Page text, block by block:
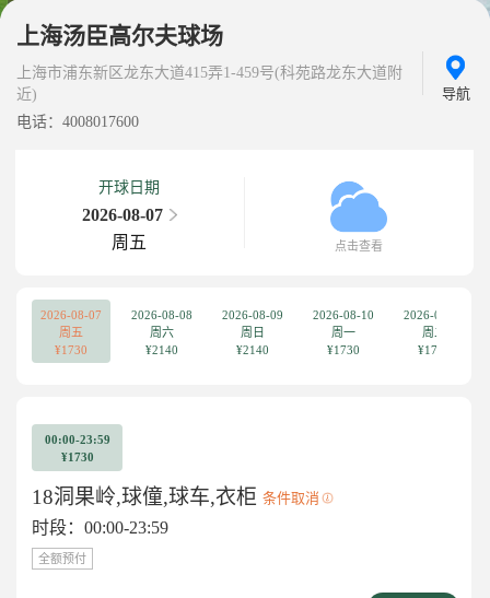
上海汤臣高尔夫球场
上海市浦东新区龙东大道415弄1-459号(科苑路龙东大道附
近)
电话：4008017600
导航
开球日期
2026-08-07
周五
点击查看
2026-08-07
周五
¥1730
2026-08-08
周六
¥2140
2026-08-09
周日
¥2140
2026-08-10
周一
¥1730
2026-08-11
周二
¥1730
00:00-23:59
¥1730
18洞果岭,球僮,球车,衣柜 条件取消
时段：00:00-23:59
全额预付